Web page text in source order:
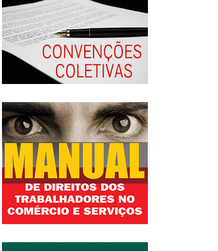
a parar”, afirmam. Quando assinou o decreto,
Temer afirmou que a legislação estava sendo
atualizada “em favor dos empresários e do
povo brasileiro que quer ir ao mercado no
feriado e fim de semana”. Os trabalhadores
foram esquecidos. O movimento dos
funcionários da rede, que emprega mais de 9
mil pessoas, nasceu de forma espontânea. Na
paralisação na Ilha do Governador, mas o
supermercado não chegou a fechar. A notícia
se espalhou em grupos de Whatsapp e
chegou até a unidade da Praça da Bandeira,
onde os colaboradores ocuparam a frente da
loja, que acabou suspendendo o atendimento
ao público. No dia seguinte, a onda de
insatisfação chegou às unidades de
Copacabana, Tijuca, Freguesia e Botafogo.
“Começou com duas meninas no caixa e
quando o gerente anotou o nome de uma
Então, começou a vir o pessoal da peixaria,